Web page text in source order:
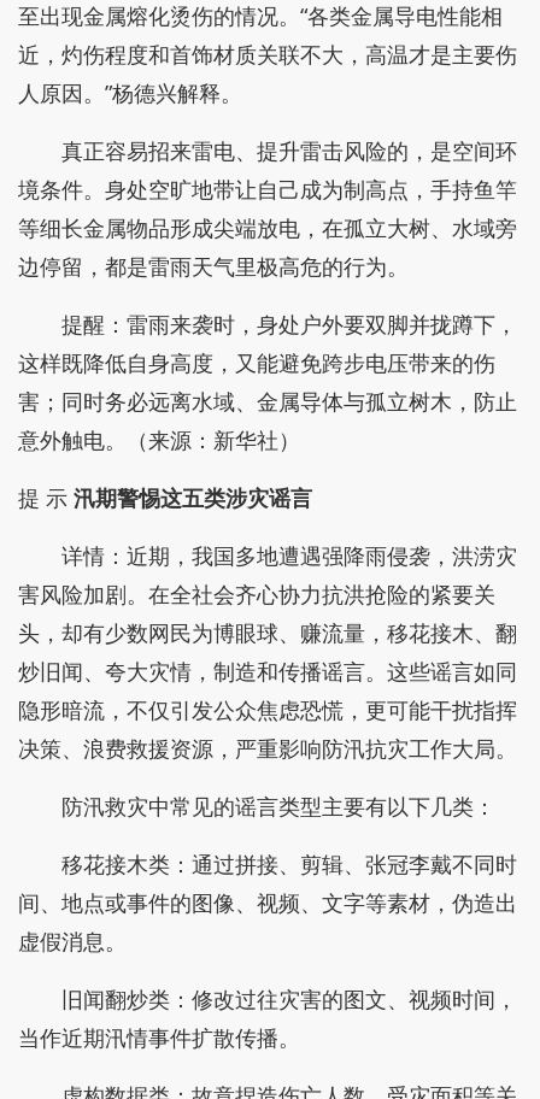
至出现金属熔化烫伤的情况。“各类金属导电性能相
近，灼伤程度和首饰材质关联不大，高温才是主要伤
人原因。”杨德兴解释。
真正容易招来雷电、提升雷击风险的，是空间环
境条件。身处空旷地带让自己成为制高点，手持鱼竿
等细长金属物品形成尖端放电，在孤立大树、水域旁
边停留，都是雷雨天气里极高危的行为。
提醒：雷雨来袭时，身处户外要双脚并拢蹲下，
这样既降低自身高度，又能避免跨步电压带来的伤
害；同时务必远离水域、金属导体与孤立树木，防止
意外触电。（来源：新华社）
提 示 汛期警惕这五类涉灾谣言
详情：近期，我国多地遭遇强降雨侵袭，洪涝灾
害风险加剧。在全社会齐心协力抗洪抢险的紧要关
头，却有少数网民为博眼球、赚流量，移花接木、翻
炒旧闻、夸大灾情，制造和传播谣言。这些谣言如同
隐形暗流，不仅引发公众焦虑恐慌，更可能干扰指挥
决策、浪费救援资源，严重影响防汛抗灾工作大局。
防汛救灾中常见的谣言类型主要有以下几类：
移花接木类：通过‌拼接、剪辑、张冠李戴‌不同时
间、地点或事件的图像、视频、文字等素材，‌伪造出
虚假消息。
旧闻翻炒类：修改过往灾害的图文、视频时间，
当作近期汛情事件扩散传播。